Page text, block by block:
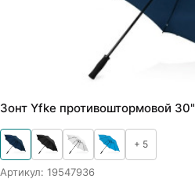
Зонт Yfke противоштормовой 30"
+ 5
Артикул: 19547936